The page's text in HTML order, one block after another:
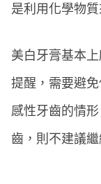
是利用化學物
美白牙膏基本
提醒，需要避
感性牙齒的情
齒，則不建議